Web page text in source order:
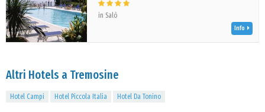
in Salò
Info
Altri Hotels a Tremosine
Hotel Campi Hotel Piccola Italia Hotel Da Tonino